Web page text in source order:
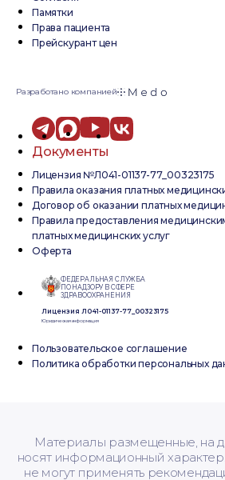
Памятки
Права пациента
Прейскурант цен
Разработано компанией
Документы
Лицензия №Л041-01137-77_00323175
Правила оказания платных
Договор об оказании платных
Правила предоставления
платных медицинских услуг
Оферта
ФЕДЕРАЛЬНАЯ СЛУЖБА
ПО НАДЗОРУ В СФЕРЕ
ЗДРАВООХРАНЕНИЯ
Лицензия Л041-01137-77_00323175
Юридическая информация
Пользовательское соглашение
Политика обработки персональных
Материалы размещенные, на
носят информационный
не могут применять